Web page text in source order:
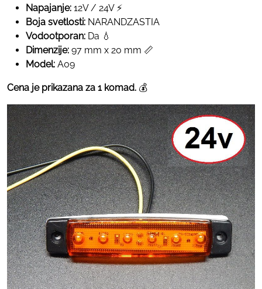
Napajanje: 12V / 24V ⚡
Boja svetlosti: NARANDZASTIA
Vodootporan: Da 💧
Dimenzije: 97 mm x 20 mm 📏
Model: A09
Cena je prikazana za 1 komad. 💰